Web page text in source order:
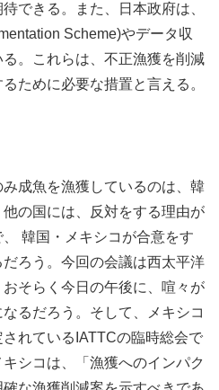
できる。また、日本政府は、
Scheme)やデータ収
。これらは、不正漁獲を削減
ために必要な措置と言える。
成魚を漁獲しているのは、韓
の国には、反対をする理由が
韓国・メキシコが合意をす
ろう。今回の会議は西太平洋
そらく今日の午後に、喧々が
るだろう。そして、メキシコ
れているIATTCの臨時総会で
シコは、「漁獲へのインパク